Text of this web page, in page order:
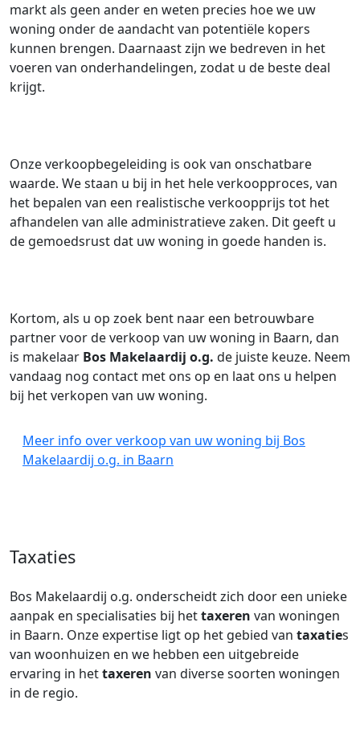
markt als geen ander en weten precies hoe we uw
woning onder de aandacht van potentiële kopers
kunnen brengen. Daarnaast zijn we bedreven in het
voeren van onderhandelingen, zodat u de beste deal
krijgt.
Onze verkoopbegeleiding is ook van onschatbare
waarde. We staan u bij in het hele verkoopproces, van
het bepalen van een realistische verkoopprijs tot het
afhandelen van alle administratieve zaken. Dit geeft u
de gemoedsrust dat uw woning in goede handen is.
Kortom, als u op zoek bent naar een betrouwbare
partner voor de verkoop van uw woning in Baarn, dan
is makelaar Bos Makelaardij o.g. de juiste keuze. Neem
vandaag nog contact met ons op en laat ons u helpen
bij het verkopen van uw woning.
Meer info over verkoop van uw woning bij Bos
Makelaardij o.g. in Baarn
Taxaties
Bos Makelaardij o.g. onderscheidt zich door een unieke
aanpak en specialisaties bij hettaxeren van woningen
in Baarn. Onze expertise ligt op het gebied van taxaties
van woonhuizen en we hebben een uitgebreide
ervaring in hettaxeren van diverse soorten woningen
in de regio.